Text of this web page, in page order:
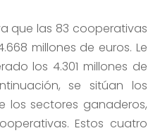
que las 83 cooperativas
millones de euros. Le
los 4.301 millones de
se sitúan los
los sectores ganaderos,
Estos cuatro